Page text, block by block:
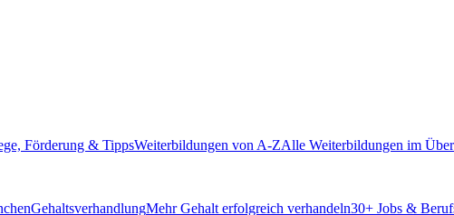
Förderung & TippsWeiterbildungen von A-ZAlle Weiterbildungen im
GehaltsverhandlungMehr Gehalt erfolgreich verhandeln30+ Jobs &